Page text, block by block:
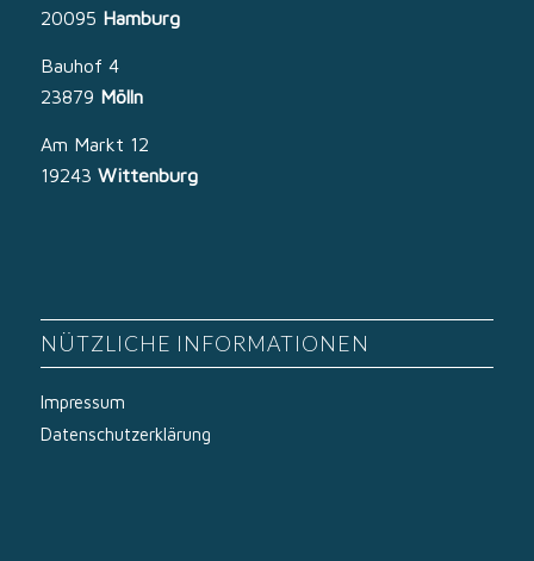
20095 Hamburg
Bauhof 4
23879 Mölln
Am Markt 12
19243 Wittenburg
NÜTZLICHE INFORMATIONEN
Impressum
Datenschutzerklärung